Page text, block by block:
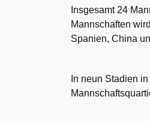
Insgesamt 24
Mannschaften
Spanien, China
In neun Stadien